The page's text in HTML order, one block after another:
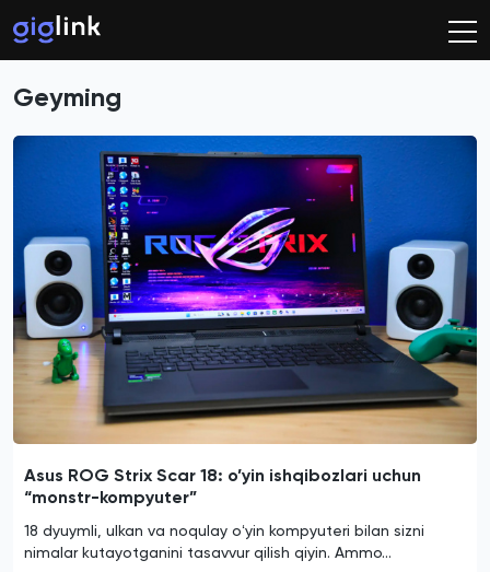
Geyming
Asus ROG Strix Scar 18: o’yin ishqibozlari uchun
“monstr-kompyuter”
18 dyuymli, ulkan va noqulay oʻyin kompyuteri bilan sizni
nimalar kutayotganini tasavvur qilish qiyin. Ammo…